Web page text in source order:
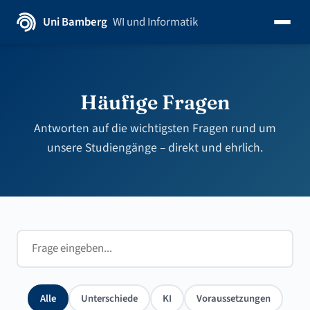
Uni Bamberg WI und Informatik
Häufige Fragen
Antworten auf die wichtigsten Fragen rund um
unsere Studiengänge – direkt und ehrlich.
Alle Unterschiede KI
Voraussetzungen